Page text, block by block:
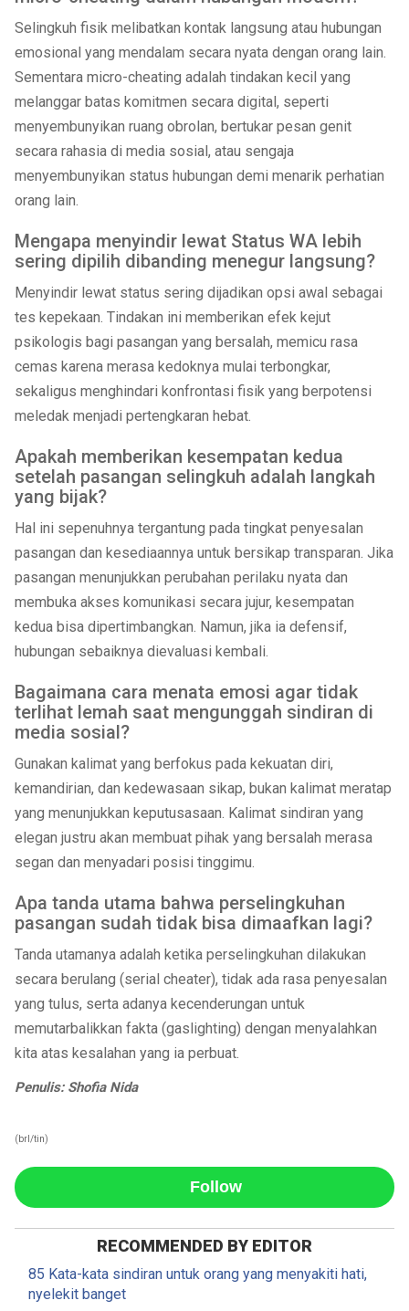
Selingkuh fisik melibatkan kontak langsung atau hubungan
emosional yang mendalam secara nyata dengan orang lain.
Sementara micro-cheating adalah tindakan kecil yang
melanggar batas komitmen secara digital, seperti
menyembunyikan ruang obrolan, bertukar pesan genit
secara rahasia di media sosial, atau sengaja
menyembunyikan status hubungan demi menarik perhatian
orang lain.
Mengapa menyindir lewat Status WA lebih
sering dipilih dibanding menegur langsung?
Menyindir lewat status sering dijadikan opsi awal sebagai
tes kepekaan. Tindakan ini memberikan efek kejut
psikologis bagi pasangan yang bersalah, memicu rasa
cemas karena merasa kedoknya mulai terbongkar,
sekaligus menghindari konfrontasi fisik yang berpotensi
meledak menjadi pertengkaran hebat.
Apakah memberikan kesempatan kedua
setelah pasangan selingkuh adalah langkah
yang bijak?
Hal ini sepenuhnya tergantung pada tingkat penyesalan
pasangan dan kesediaannya untuk bersikap transparan. Jika
pasangan menunjukkan perubahan perilaku nyata dan
membuka akses komunikasi secara jujur, kesempatan
kedua bisa dipertimbangkan. Namun, jika ia defensif,
hubungan sebaiknya dievaluasi kembali.
Bagaimana cara menata emosi agar tidak
terlihat lemah saat mengunggah sindiran di
media sosial?
Gunakan kalimat yang berfokus pada kekuatan diri,
kemandirian, dan kedewasaan sikap, bukan kalimat meratap
yang menunjukkan keputusasaan. Kalimat sindiran yang
elegan justru akan membuat pihak yang bersalah merasa
segan dan menyadari posisi tinggimu.
Apa tanda utama bahwa perselingkuhan
pasangan sudah tidak bisa dimaafkan lagi?
Tanda utamanya adalah ketika perselingkuhan dilakukan
secara berulang (serial cheater), tidak ada rasa penyesalan
yang tulus, serta adanya kecenderungan untuk
memutarbalikkan fakta (gaslighting) dengan menyalahkan
kita atas kesalahan yang ia perbuat.
Penulis: Shofia Nida
(brl/tin)
Follow
RECOMMENDED BY EDITOR
85 Kata-kata sindiran untuk orang yang menyakiti hati,
nyelekit banget